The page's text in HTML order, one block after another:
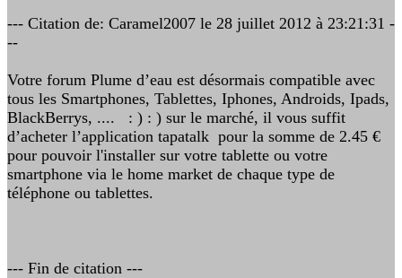
--- Citation de: Caramel2007 le 28 juillet 2012 à 23:21:31 -
--
Votre forum Plume d’eau est désormais compatible avec
tous les Smartphones, Tablettes, Iphones, Androids, Ipads,
BlackBerrys, .... : ) : ) sur le marché, il vous suffit
d’acheter l’application tapatalk pour la somme de 2.45 €
pour pouvoir l'installer sur votre tablette ou votre
smartphone via le home market de chaque type de
téléphone ou tablettes.
--- Fin de citation ---